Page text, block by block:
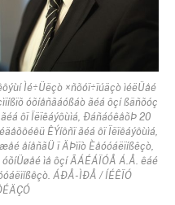
Ìé÷Üëçò ×ñõóï÷ïúäçò ìéëÜåé
óõíåñãáóßáò ãéá ôçí ßäñõóç
ôï Ïëïêáýôùìá, ÐáñáóêåõÞ 20
ÊÝíôñï ãéá ôï Ïëïêáýôùìá,
åíåñãÜ ï ÄÞìïò Èåóóáëïíßêçò,
ìå ôçí ÃÁÉÁÏÓÅ Á.Å. êáé
ÁÐÅ-ÌÐÅ / ÍÉÊÏÓ